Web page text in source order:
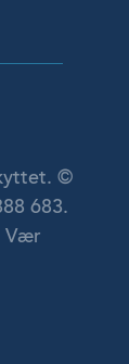
©
683.
Vær